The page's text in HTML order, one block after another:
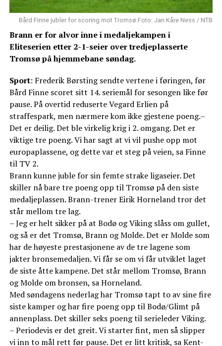
Bård Finne jubler for scoring mot Tromsø.Foto: Jan Kåre Ness / NTB
Brann er for alvor inne i medaljekampen i
Eliteserien etter 2-1-seier over tredjeplasserte
Tromsø på hjemmebane søndag.
Sport: Frederik Børsting sendte vertene i føringen, før
Bård Finne scoret sitt 14. seriemål for sesongen like før
pause. På overtid reduserte Vegard Erlien på
straffespark, men nærmere kom ikke gjestene poeng.–
Det er deilig. Det ble virkelig krig i 2. omgang. Det er
viktige tre poeng. Vi har sagt at vi vil pushe opp mot
europaplassene, og dette var et steg på veien, sa Finne
til TV 2.
Brann kunne juble for sin femte strake ligaseier. Det
skiller nå bare tre poeng opp til Tromsø på den siste
medaljeplassen. Brann-trener Eirik Horneland tror det
står mellom tre lag.
– Jeg er helt sikker på at Bodø og Viking slåss om gullet,
og så er det Tromsø, Brann og Molde. Det er Molde som
har de høyeste prestasjonene av de tre lagene som
jakter bronsemedaljen. Vi får se om vi får utviklet laget
de siste åtte kampene. Det står mellom Tromsø, Brann
og Molde om bronsen, sa Horneland.
Med søndagens nederlag har Tromsø tapt to av sine fire
siste kamper og har fire poeng opp til Bodø/Glimt på
annenplass. Det skiller seks poeng til serieleder Viking.
– Periodevis er det greit. Vi starter fint, men så slipper
vi inn to mål rett før pause. Det er litt kritisk, sa Kent-